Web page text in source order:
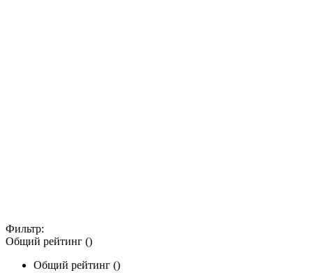
Фильтр:
Общий рейтинг ()
Общий рейтинг ()